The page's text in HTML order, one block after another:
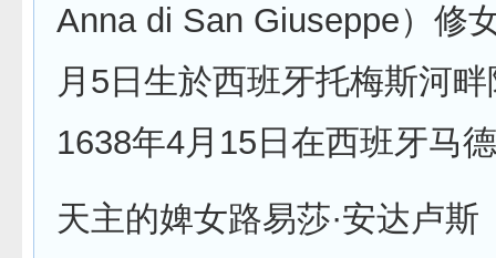
Anna di San Giuseppe）修
月5日生於西班牙托梅斯河
1638年4月15日在西班牙马
天主的婢女路易莎·安达卢斯